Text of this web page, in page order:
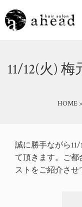
11/12(火)
HOME >
誠に勝手ながら
て頂きます。ご都
ストをご紹介させ